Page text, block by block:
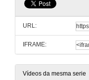
URL:
IFRAME:
Vídeos da mesma serie